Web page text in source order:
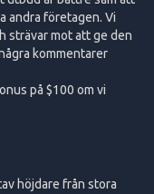
andra företagen. Vi
strävar mot att ge den
kommentarer
på $100 om vi
höjdare från stora